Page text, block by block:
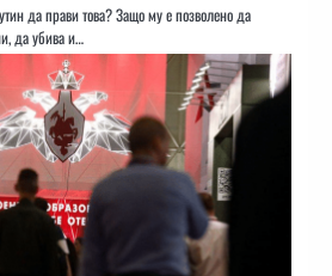
да прави това? Защо му е позволено да
да убива и…